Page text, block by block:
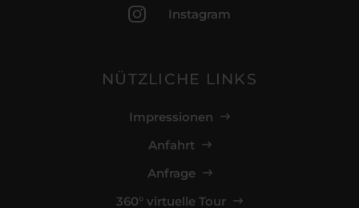
Instagram
NÜTZLICHE LINKS
Impressionen
Anfahrt
Anfrage
360° virtuelle Tour